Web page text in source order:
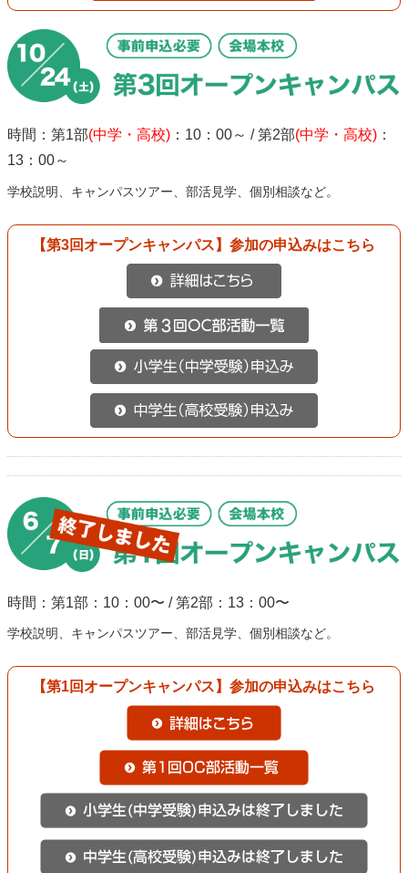
時間：第1部(中学・高校)：10：00～ / 第2部(中学・高校)：
13：00～
学校説明、キャンパスツアー、部活見学、個別相談など。
【第3回オープンキャンパス】参加の申込みはこちら
時間：第1部：10：00〜 / 第2部：13：00〜
学校説明、キャンパスツアー、部活見学、個別相談など。
【第1回オープンキャンパス】参加の申込みはこちら